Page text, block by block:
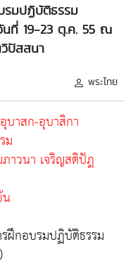
รมปฏิบัติธรรม
นที่ 19-23 ตุ.ค. 55 ณ
ปัสสนา
พระไทย
าสก-อุบาสิกา
ม
าวนา เจริญสติปัฎ
ฝึกอบรมปฏิบัติธรรม